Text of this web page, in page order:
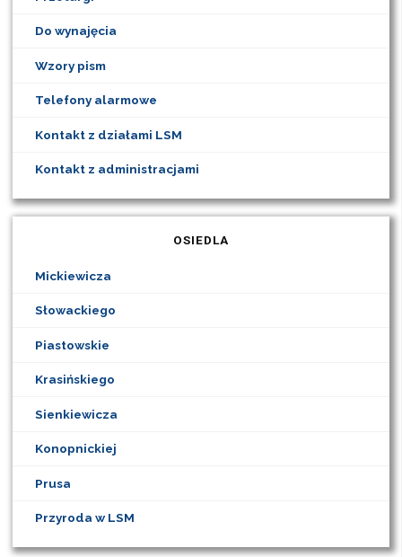
Do wynajęcia
Wzory pism
Telefony alarmowe
Kontakt z działami LSM
Kontakt z administracjami
OSIEDLA
Mickiewicza
Słowackiego
Piastowskie
Krasińskiego
Sienkiewicza
Konopnickiej
Prusa
Przyroda w LSM